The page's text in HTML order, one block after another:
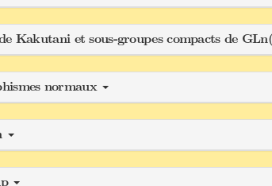
Kakutani et sous-groupes compacts de
normaux